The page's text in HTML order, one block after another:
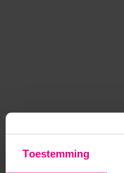
Toestemming